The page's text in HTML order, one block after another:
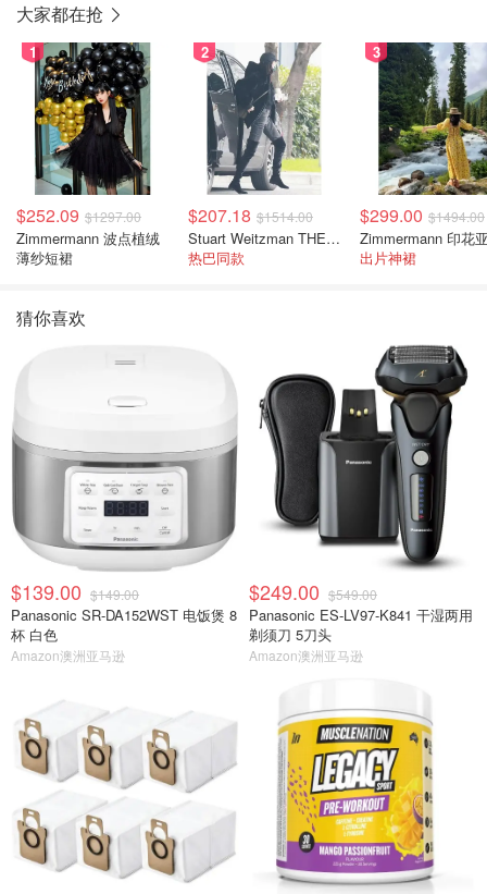
大家都在抢
1
$252.09 $1297.00
Zimmermann 波点植绒
薄纱短裙
2
$207.18 $1514.00
Stuart Weitzman THE OUTNET 麂皮过膝靴 黑色
热巴同款
3
$299.00 $1494.00
出片神裙
猜你喜欢
$139.00 $149.00
Panasonic SR-DA152WST 电饭煲 8
杯 白色
Amazon澳洲亚马逊
$249.00 $549.00
Panasonic ES-LV97-K841 干湿两用
剃须刀 5刀头
Amazon澳洲亚马逊